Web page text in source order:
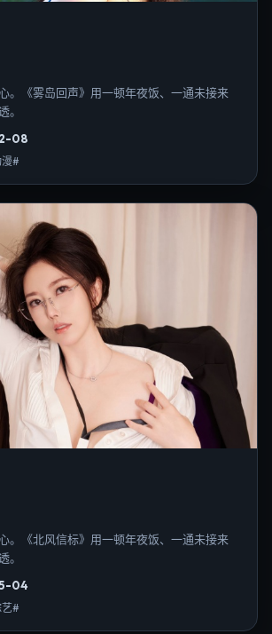
。《雾岛回声》用一顿年夜饭、一通未接来
。
08
#
。《北风信标》用一顿年夜饭、一通未接来
。
04
#